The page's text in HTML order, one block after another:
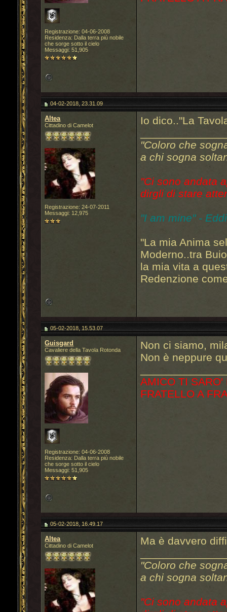
Registrazione: 04-06-2008
Residenza: Dalla terra più nobile
che sorge sotto il cielo
Messaggi: 51,905
04-02-2018, 23.31.09
Altea
Cittadino di Camelot
Registrazione: 24-07-2011
Messaggi: 12,975
Io dico.."La
"Coloro che
a chi sogna
"Ci sono andata
dirgli di stare
"I am mine" -
"La mia Anima
Moderno..tra
la mia vita a
Redenzione
05-02-2018, 15.53.07
Guisgard
Cavaliere della Tavola Rotonda
Registrazione: 04-06-2008
Residenza: Dalla terra più nobile
che sorge sotto il cielo
Messaggi: 51,905
Non ci siamo,
Non è neppure
AMICO TI SARO'
FRATELLO A
05-02-2018, 16.49.17
Altea
Cittadino di Camelot
Ma è davvero
"Coloro che
a chi sogna
"Ci sono andata